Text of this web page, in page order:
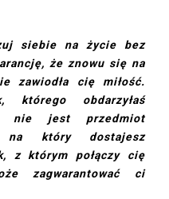
siebie na życie bez
że znowu się na
zawiodła cię miłość.
którego obdarzyłaś
nie jest przedmiot
na który dostajesz
z którym połączy cię
zagwarantować ci